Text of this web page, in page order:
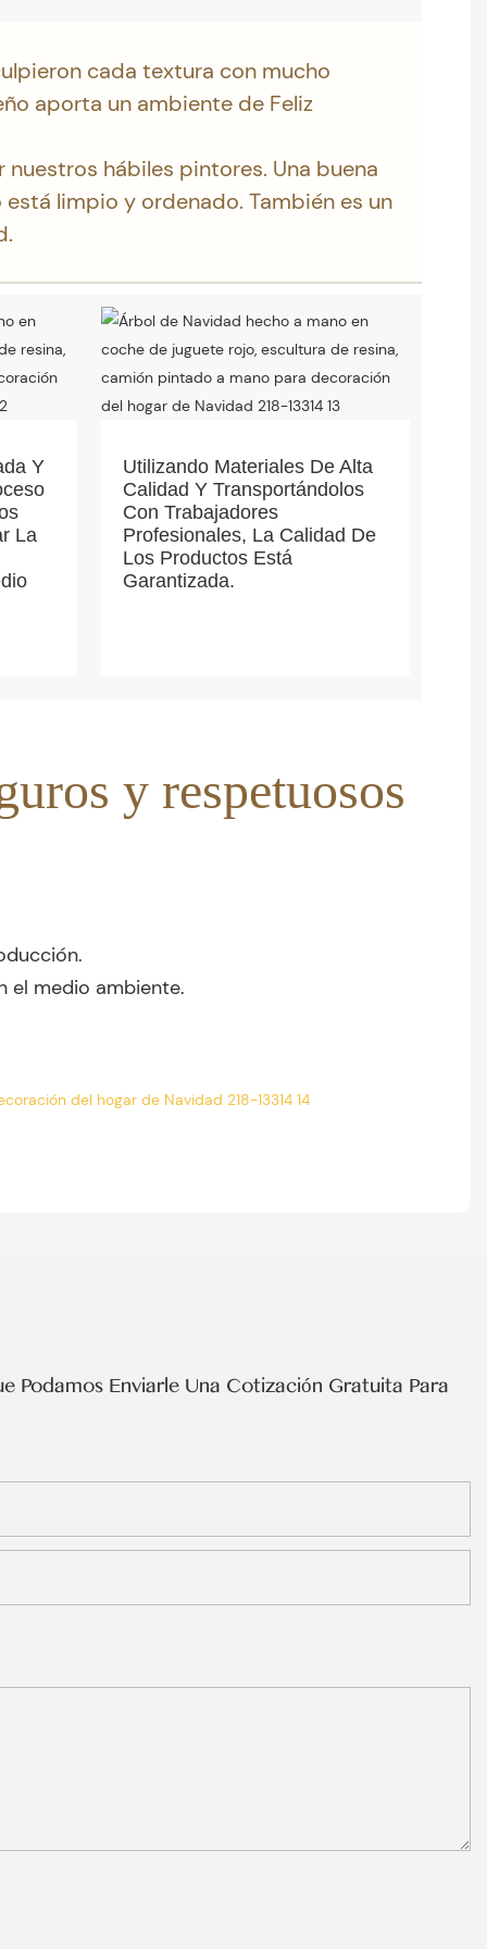
cada textura con mucho
aporta un ambiente de Feliz
hábiles pintores. Una buena
limpio y ordenado. También es un
Y
La
Utilizando Materiales De Alta
Calidad Y Transportándolos
Con Trabajadores
Profesionales, La Calidad De
Los Productos Está
Garantizada.
y respetuosos
el medio ambiente.
Podamos Enviarle Una Cotización Gratuita Para